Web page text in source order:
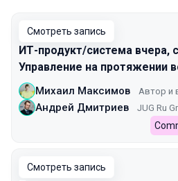
Смотреть запись
ИТ-продукт/система вчера,
Управление на протяжении
Михаил Максимов
Андрей Дмитриев JUG Ru
Смотреть запись